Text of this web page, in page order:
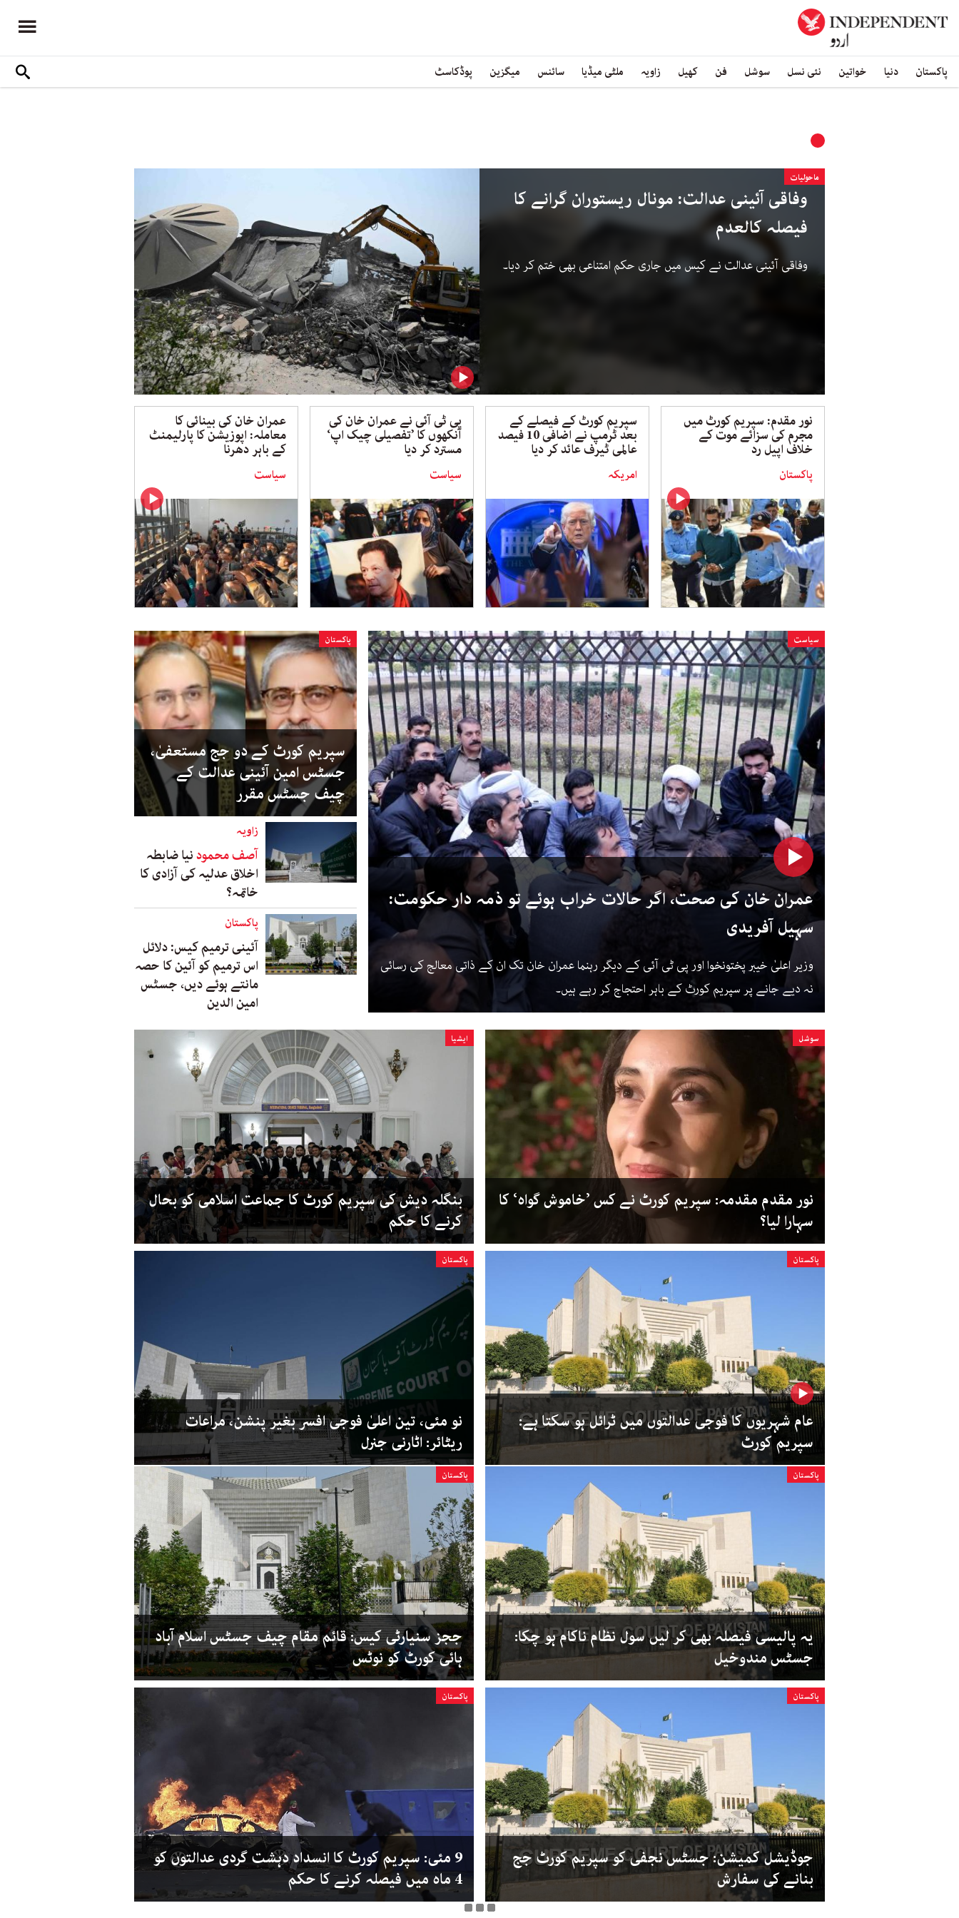
پاکستان دنیا خواتین نئی نسل سوشل فن کھیل زاویہ ملٹی میڈیا سائنس میگزین پوڈکاسٹ
ماحولیات
وفاقی آئینی عدالت: مونال ریستوران گرانے کا
فیصلہ کالعدم
وفاقی آئینی عدالت نے کیس میں جاری حکم امتناعی بھی ختم کر دیا۔
نور مقدم: سپریم کورٹ میں
مجرم کی سزائے موت کے
خلاف اپیل رد
پاکستان
سپریم کورٹ کے فیصلے کے
بعد ٹرمپ نے اضافی 10 فیصد
عالمی ٹیرف عائد کر دیا
امریکہ
پی ٹی آئی نے عمران خان کی
آنکھوں کا ’تفصیلی چیک اپ‘
مسترد کر دیا
سیاست
عمران خان کی بینائی کا
معاملہ: اپوزیشن کا پارلیمنٹ
کے باہر دھرنا
سیاست
سیاست
عمران خان کی صحت، اگر حالات خراب ہوئے تو ذمہ دار حکومت:
سہیل آفریدی
وزیر اعلیٰ خیبر پختونخوا اور پی ٹی آئی کے دیگر رہنما عمران خان تک ان کے ذاتی معالج کی رسائی
نہ دیے جانے پر سپریم کورٹ کے باہر احتجاج کر رہے ہیں۔
پاکستان
سپریم کورٹ کے دو جج مستعفیٰ،
جسٹس امین آئینی عدالت کے
چیف جسٹس مقرر
زاویہ
آصف محمودنیا ضابطہ
اخلاق عدلیہ کی آزادی کا
خاتمہ؟
پاکستان
آئینی ترمیم کیس: دلائل
اس ترمیم کو آئین کا حصہ
مانتے ہوئے دیں، جسٹس
امین الدین
سوشل
نور مقدم مقدمہ: سپریم کورٹ نے کس ’خاموش گواہ‘ کا
سہارا لیا؟
ایشیا
بنگلہ دیش کی سپریم کورٹ کا جماعت اسلامی کو بحال
کرنے کا حکم
پاکستان
عام شہریوں کا فوجی عدالتوں میں ٹرائل ہو سکتا ہے:
سپریم کورٹ
پاکستان
نو مئی، تین اعلیٰ فوجی افسر بغیر پنشن، مراعات
ریٹائر: اٹارنی جنرل
پاکستان
یہ پالیسی فیصلہ بھی کر لیں سول نظام ناکام ہو چکا:
جسٹس مندوخیل
پاکستان
ججز سنیارٹی کیس: قائم مقام چیف جسٹس اسلام آباد
ہائی کورٹ کو نوٹس
پاکستان
جوڈیشل کمیشن: جسٹس نجفی کو سپریم کورٹ جج
بنانے کی سفارش
پاکستان
9 مئی: سپریم کورٹ کا انسداد دہشت گردی عدالتوں کو
4 ماہ میں فیصلہ کرنے کا حکم